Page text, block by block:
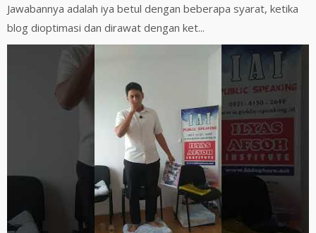
Jawabannya adalah iya betul dengan beberapa syarat, ketika
blog dioptimasi dan dirawat dengan ket...